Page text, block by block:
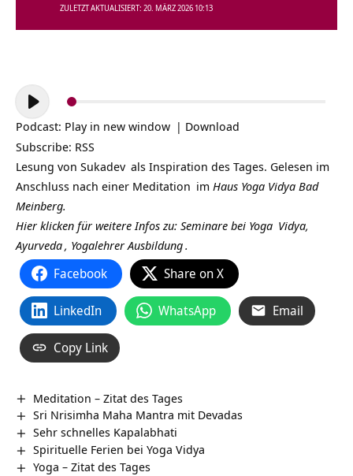
ZULETZT AKTUALISIERT: 20. MÄRZ 2026 10:13
Audio-
Player
Podcast: Play in new window | Download
Subscribe: RSS
Lesung von Sukadev als Inspiration des Tages. Gelesen im
Anschluss nach einer Meditation im Haus Yoga Vidya Bad
Meinberg.
Hier klicken für weitere Infos zu: Seminare bei Yoga Vidya,
Ayurveda, Yogalehrer Ausbildung.
Facebook Share on X
LinkedIn WhatsApp Email
Copy Link
Meditation – Zitat des Tages
Sri Nrisimha Maha Mantra mit Devadas
Sehr schnelles Kapalabhati
Spirituelle Ferien bei Yoga Vidya
Yoga – Zitat des Tages